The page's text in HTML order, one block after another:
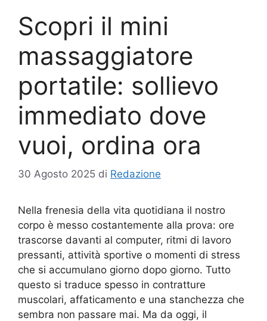
Scopri il mini
massaggiatore
portatile: sollievo
immediato dove
vuoi, ordina ora
30 Agosto 2025 di Redazione
Nella frenesia della vita quotidiana il nostro
corpo è messo costantemente alla prova: ore
trascorse davanti al computer, ritmi di lavoro
pressanti, attività sportive o momenti di stress
che si accumulano giorno dopo giorno. Tutto
questo si traduce spesso in contratture
muscolari, affaticamento e una stanchezza che
sembra non passare mai. Ma da oggi, il